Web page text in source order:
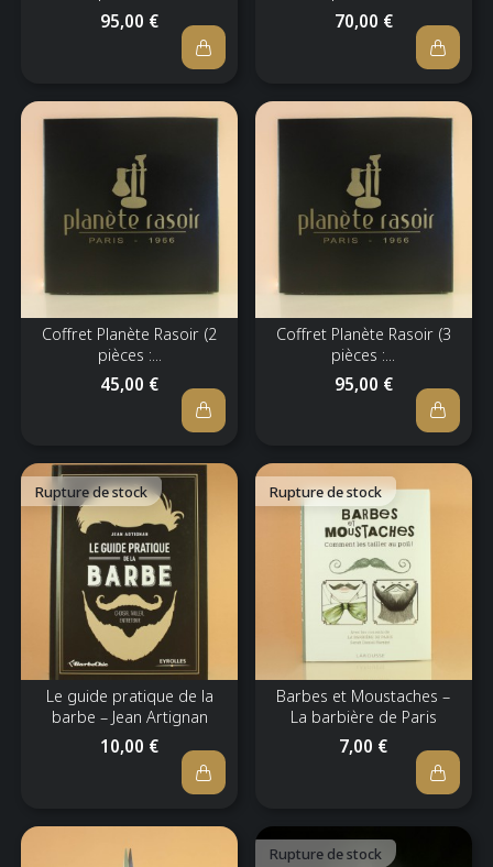
95,00 € 70,00 €
Coffret Planète Rasoir (2
pièces :...
45,00 €
Coffret Planète Rasoir (3
pièces :...
95,00 €
Le guide pratique de la
barbe – Jean Artignan
10,00 €
Rupture de stock
Barbes et Moustaches –
La barbière de Paris
7,00 €
Rupture de stock
Rupture de stock